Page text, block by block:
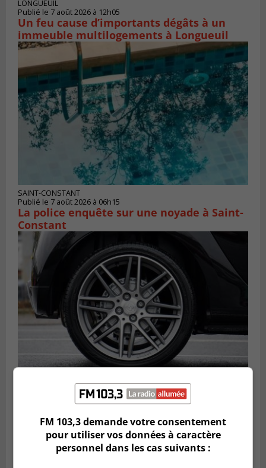
LONGUEUIL
Publié le 7 août 2026 à 12h05
Un feu cause d’importants dégâts à un
immeuble multilogements à Longueuil
SAINT-CONSTANT
Publié le 7 août 2026 à 06h15
La police enquête sur une noyade à Saint-
Constant
Publié le 6 août 2026 à 11h58
Des jeunes ciblent la Montérégie pour
le Défi écrou de roue
FM 103,3 demande votre consentement
pour utiliser vos données à caractère
personnel dans les cas suivants :